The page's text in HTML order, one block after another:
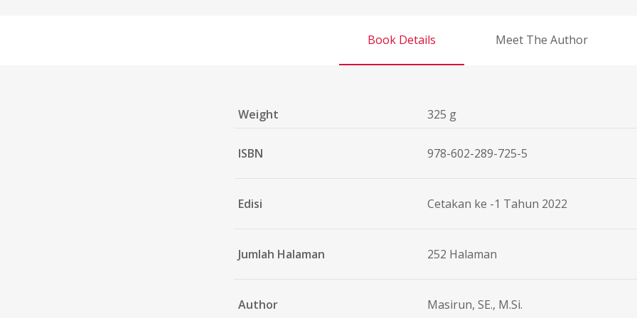
Book Details Meet The Author
Weight 325 g
ISBN 978-602-289-725-5
Edisi Cetakan ke -1 Tahun 2022
Jumlah Halaman 252 Halaman
Author Masirun, SE., M.Si.